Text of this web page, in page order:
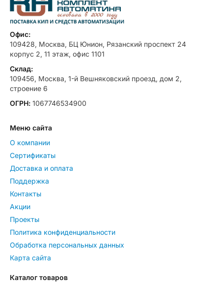
Офис:
109428, Москва, БЦ Юнион, Рязанский проспект 24
корпус 2, 11 этаж, офис 1101
Склад:
109456, Москва, 1-й Вешняковский проезд, дом 2,
строение 6
ОГРН: 1067746534900
Меню сайта
О компании
Сертификаты
Доставка и оплата
Поддержка
Контакты
Акции
Проекты
Политика конфиденциальности
Обработка персональных данных
Карта сайта
Каталог товаров